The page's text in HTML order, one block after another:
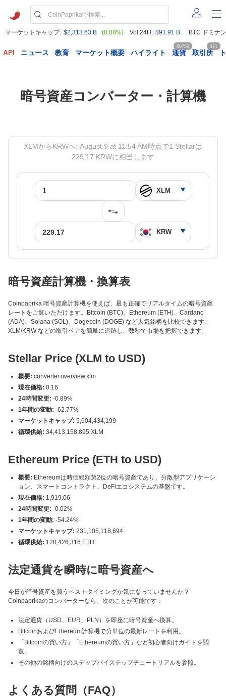
マーケットキャップ: $2,313.63 B (0.08%) Vol 24H: $91.91 B BTC ドミナ
API ニュース 教育 マーケット概要 ハイライト 通貨
60753
取引所
371
暗号資産コンバーター・計算機
XLMからKRWへ: August 9 at 11:54 AM時点で1 Stellarは
229.17 KRWに相当します
暗号資産計算機・換算表
Coinpaprika 暗号資産計算機を使えば、最も正確でリアルタイムの暗号資産
レートをご覧いただけます。Bitcoin (BTC)、Ethereum (ETH)、Cardano
(ADA)、Solana (SOL)、Dogecoin (DOGE) など人気銘柄を比較できます。
XLM/KRW などの取引ペアを簡単に追跡し、数秒で市場を把握できます。
Stellar Price (XLM to USD)
概要: converter.overview.xlm
現在価格: 0.16
24時間変更: -0.89%
1年間の変動: -62.77%
マーケットキャップ: 5,604,434,199
循環供給: 34,413,158,895 XLM
Ethereum Price (ETH to USD)
概要: Ethereumは時価総額第2位の暗号資産であり、分散型アプリケーシ
ョン、スマートコントラクト、DeFiエコシステムの基盤です。
現在価格: 1,919.06
24時間変更: -0.02%
1年間の変動: -54.24%
マーケットキャップ: 231,105,118,694
循環供給: 120,426,316 ETH
法定通貨を瞬時に暗号資産へ
今日が暗号資産を買うベストタイミングか気になっていませんか？
Coinpaprikaのコンバーターなら、次のことが可能です：
法定通貨（USD、EUR、PLN）を即座に暗号資産へ換算。
BitcoinおよびEthereum計算機で分単位の最新レートを利用。
「Bitcoinの買い方」「Ethereumの買い方」など初心者向けガイドを閲
覧。
その他の銘柄向けのステップバイステップチュートリアルを参照。
よくある質問（FAQ）